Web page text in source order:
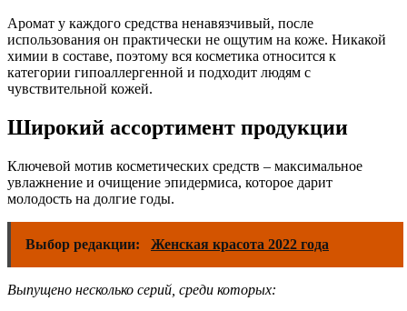
Аромат у каждого средства ненавязчивый, после
использования он практически не ощутим на коже. Никакой
химии в составе, поэтому вся косметика относится к
категории гипоаллергенной и подходит людям с
чувствительной кожей.
Широкий ассортимент продукции
Ключевой мотив косметических средств – максимальное
увлажнение и очищение эпидермиса, которое дарит
молодость на долгие годы.
Выбор редакции: Женская красота 2022 года
Выпущено несколько серий, среди которых: